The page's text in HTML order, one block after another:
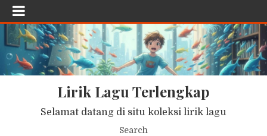
Lirik Lagu Terlengkap
Selamat datang di situ koleksi lirik lagu
Search